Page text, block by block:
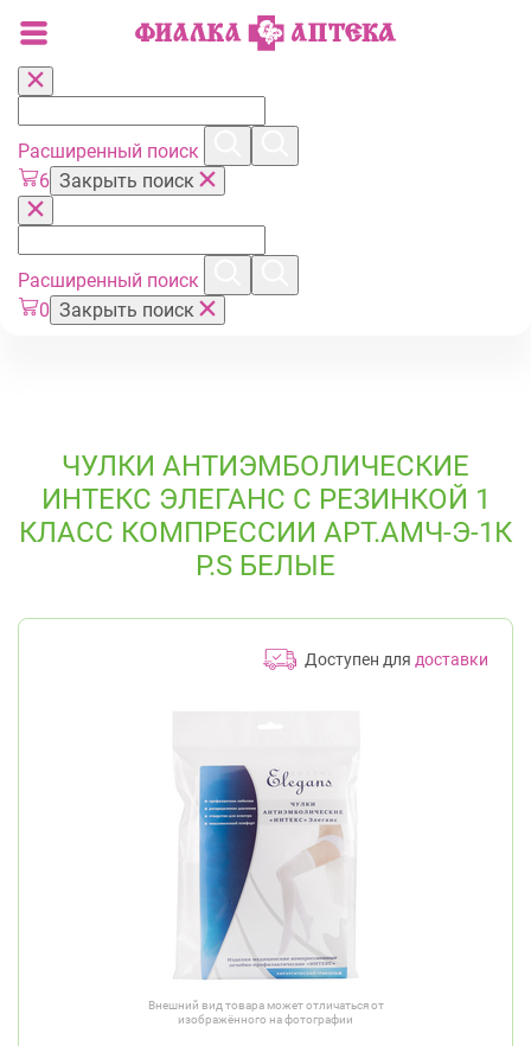
Расширенный поиск
6 Закрыть поиск
Расширенный поиск
0 Закрыть поиск
ЧУЛКИ АНТИЭМБОЛИЧЕСКИЕ
ИНТЕКС ЭЛЕГАНС С РЕЗИНКОЙ 1
КЛАСС КОМПРЕССИИ АРТ.АМЧ-Э-1К
Р.S БЕЛЫЕ
Доступен для доставки
Внешний вид товара может отличаться от
изображённого на фотографии